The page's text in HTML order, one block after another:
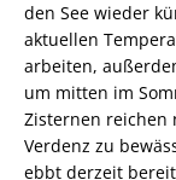
den See wieder
aktuellen
arbeiten,
um mitten im
Zisternen reichen
Verdenz zu
ebbt derzeit